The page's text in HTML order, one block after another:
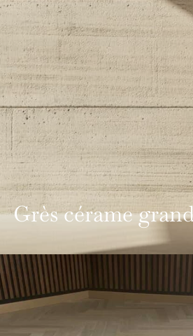
Grès cérame